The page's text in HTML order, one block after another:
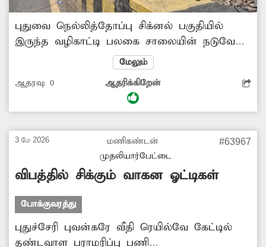
புதுவை நெல்லித்தோப்பு சிக்னல் பகுதியில்
இருந்த வழிகாட்டி பலகை சாலையின் நடுவே
உள்ள தடுப்புக்கட்டையில் செடிகளுக்குள்
மறைந்து கிடக்கிறது. இதனை சரிசெய்ய
சம்பந்தப்பட்ட அதிகாரிகள் நடவடிக்கை எடுக்க
மேலும்
ஆதரவு: 0 ஆதரிக்கிறேன்
3 மே 2026
மணிகண்டன்
முதலியார்பேட்டை
#63967
விபத்தில் சிக்கும் வாகன ஓட்டிகள்
போக்குவரத்து
புதுச்சேரி புவன்கரே வீதி ரெயில்வே கேட்டில்
தண்டவாள பராமரிப்பு பணி